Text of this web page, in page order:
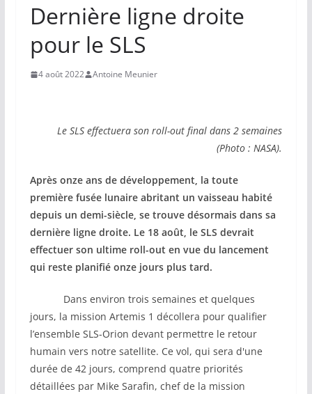
Dernière ligne droite
pour le SLS
4 août 2022 Antoine Meunier
Le SLS effectuera son roll-out final dans 2 semaines
(Photo : NASA).
Après onze ans de développement, la toute
première fusée lunaire abritant un vaisseau habité
depuis un demi-siècle, se trouve désormais dans sa
dernière ligne droite. Le 18 août, le SLS devrait
effectuer son ultime roll-out en vue du lancement
qui reste planifié onze jours plus tard.
Dans environ trois semaines et quelques
jours, la mission Artemis 1 décollera pour qualifier
l’ensemble SLS-Orion devant permettre le retour
humain vers notre satellite. Ce vol, qui sera d'une
durée de 42 jours, comprend quatre priorités
détaillées par Mike Sarafin, chef de la mission